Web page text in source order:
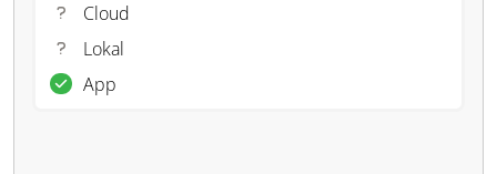
Cloud
Lokal
App